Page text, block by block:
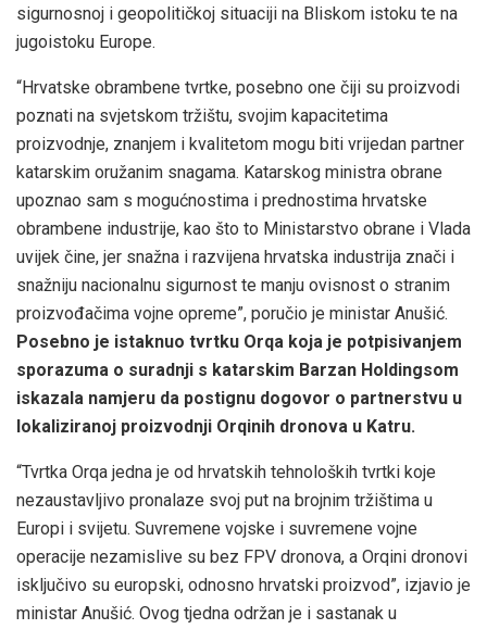
sigurnosnoj i geopolitičkoj situaciji na Bliskom istoku te na
jugoistoku Europe.
“Hrvatske obrambene tvrtke, posebno one čiji su proizvodi
poznati na svjetskom tržištu, svojim kapacitetima
proizvodnje, znanjem i kvalitetom mogu biti vrijedan partner
katarskim oružanim snagama. Katarskog ministra obrane
upoznao sam s mogućnostima i prednostima hrvatske
obrambene industrije, kao što to Ministarstvo obrane i Vlada
uvijek čine, jer snažna i razvijena hrvatska industrija znači i
snažniju nacionalnu sigurnost te manju ovisnost o stranim
proizvođačima vojne opreme”, poručio je ministar Anušić.
Posebno je istaknuo tvrtku Orqa koja je potpisivanjem
sporazuma o suradnji s katarskim Barzan Holdingsom
iskazala namjeru da postignu dogovor o partnerstvu u
lokaliziranoj proizvodnji Orqinih dronova u Katru.
“Tvrtka Orqa jedna je od hrvatskih tehnoloških tvrtki koje
nezaustavljivo pronalaze svoj put na brojnim tržištima u
Europi i svijetu. Suvremene vojske i suvremene vojne
operacije nezamislive su bez FPV dronova, a Orqini dronovi
isključivo su europski, odnosno hrvatski proizvod”, izjavio je
ministar Anušić. Ovog tjedna održan je i sastanak u